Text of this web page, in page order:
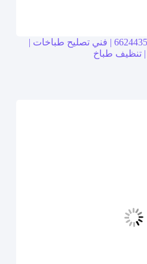
تصليح طباخات الفروانيه | 66244351 | فني تصليح طباخات |
| تنظيف طباخ